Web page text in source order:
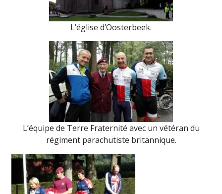
L’église d’Oosterbeek.
L’équipe de Terre Fraternité avec un vétéran du
régiment parachutiste britannique.